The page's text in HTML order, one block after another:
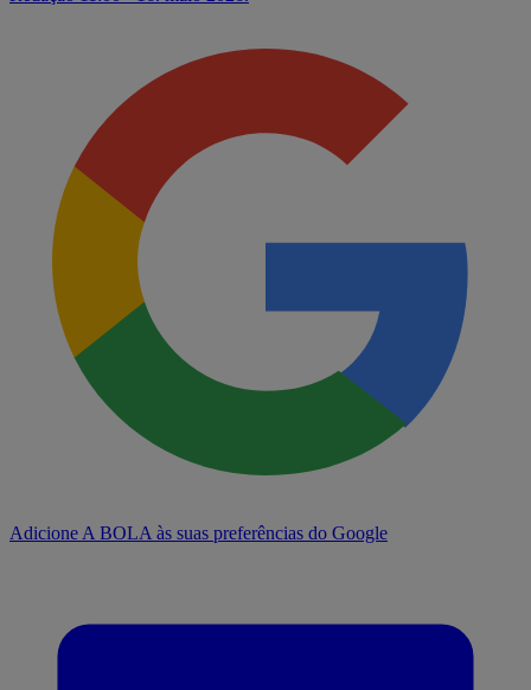
Adicione A BOLA às suas preferências do Google